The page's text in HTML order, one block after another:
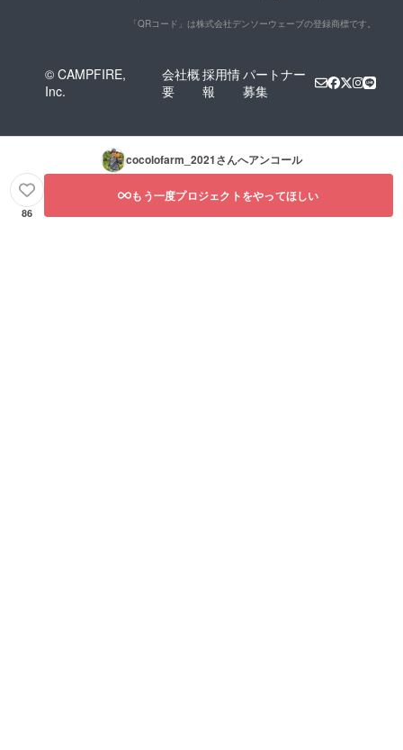
「QRコード」は株式会社デンソーウェーブの登録商標です。
© CAMPFIRE,
Inc.
会社概
要
採用情
報
パートナー
募集
cocolofarm_2021さんへアンコール
86
もう一度プロジェクトをやってほしい